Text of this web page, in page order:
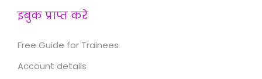
इबुक प्राप्त करे
Free Guide for Trainees
Account details